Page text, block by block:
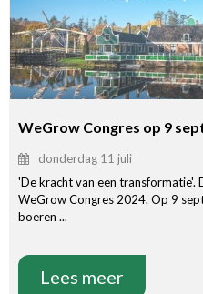
WeGrow Congres op 9
donderdag 11 juli
'De kracht van een transformatie'.
WeGrow Congres 2024. Op 9
boeren ...
Lees meer